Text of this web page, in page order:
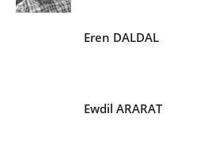
Eren DALDAL
Ewdil ARARAT